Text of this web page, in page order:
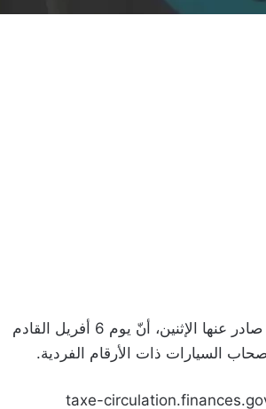
أفادت الإدارة العامّة للمُحاسبة العموميّة والاستخلاص في بلاغ صادر عنها الإثنين، أنّ يوم 6 أفريل القادم